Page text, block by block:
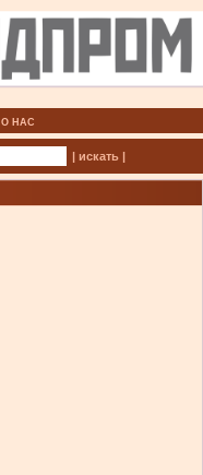
О НАС
| искать |